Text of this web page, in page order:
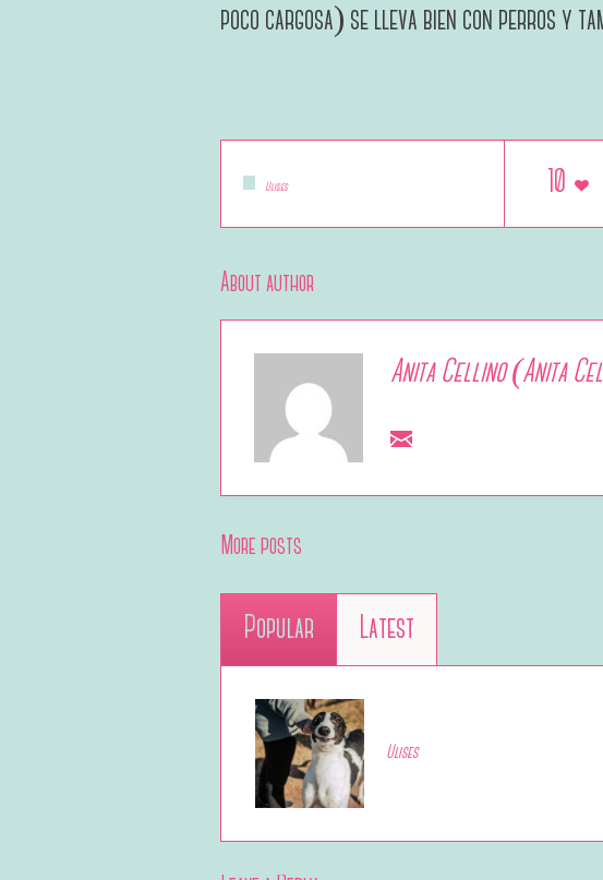
poco cargosa) se lleva bien con perros y
10
Ulises
About author
Anita Cellino (Anita
More posts
Popular Latest
Ulises